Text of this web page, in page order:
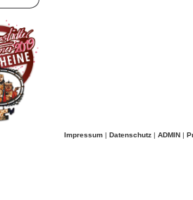
Impressum | Datenschutz | ADMIN |